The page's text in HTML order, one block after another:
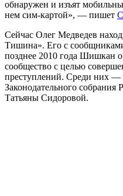
обнаружен и изъят
нем сим-картой», — пишет
Сейчас Олег Медведев
Тишина». Его с
позднее 2010 года Шишкан
сообщество с целью
преступлений. Среди них —
Законодательного собрания
Татьяны Сидоровой.